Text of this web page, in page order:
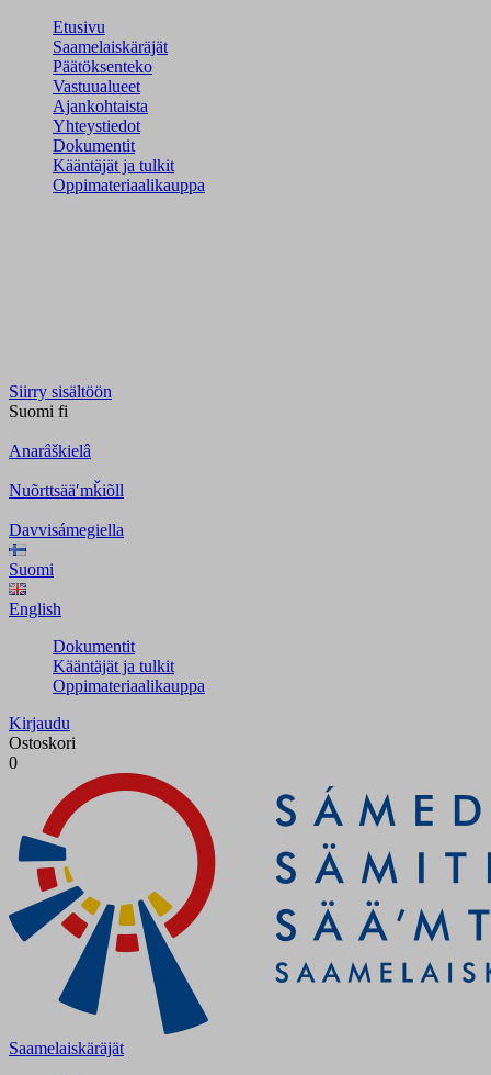
Etusivu
Saamelaiskäräjät
Päätöksenteko
Vastuualueet
Ajankohtaista
Yhteystiedot
Dokumentit
Kääntäjät ja tulkit
Oppimateriaalikauppa
Siirry sisältöön
Suomi fi
Anarâškielâ
Nuõrttsääʹmǩiõll
Davvisámegiella
Suomi
English
Dokumentit
Kääntäjät ja tulkit
Oppimateriaalikauppa
Kirjaudu
Ostoskori
0
Saamelaiskäräjät